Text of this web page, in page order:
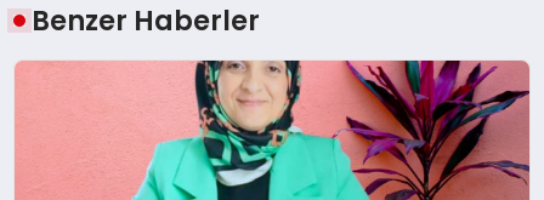
Benzer Haberler